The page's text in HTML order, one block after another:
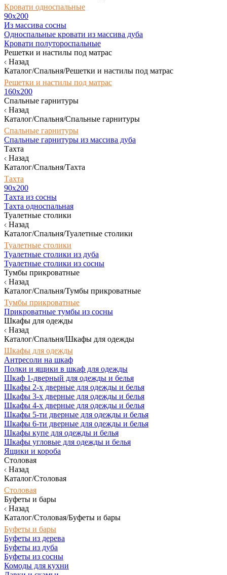
Кровати односпальные
90х200
Из массива сосны
Односпальные кровати из массива дуба
Кровати полутороспальные
Решетки и настилы под матрас
Назад
Каталог/Спальня/Решетки и настилы под матрас
Решетки и настилы под матрас
160х200
Спальные гарнитуры
Назад
Каталог/Спальня/Спальные гарнитуры
Спальные гарнитуры
Спальные гарнитуры из массива дуба
Тахта
Назад
Каталог/Спальня/Тахта
Тахта
90х200
Тахта из сосны
Тахта односпальная
Туалетные столики
Назад
Каталог/Спальня/Туалетные столики
Туалетные столики
Туалетные столики из дуба
Туалетные столики из сосны
Тумбы прикроватные
Назад
Каталог/Спальня/Тумбы прикроватные
Тумбы прикроватные
Прикроватные тумбы из сосны
Шкафы для одежды
Назад
Каталог/Спальня/Шкафы для одежды
Шкафы для одежды
Антресоли на шкаф
Полки и ящики в шкаф для одежды
Шкаф 1-дверный для одежды и белья
Шкафы 2-х дверные для одежды и белья
Шкафы 3-х дверные для одежды и белья
Шкафы 4-х дверные для одежды и белья
Шкафы 5-ти дверные для одежды и белья
Шкафы 6-ти дверные для одежды и белья
Шкафы купе для одежды и белья
Шкафы угловые для одежды и белья
Ящики и короба
Столовая
Назад
Каталог/Столовая
Столовая
Буфеты и бары
Назад
Каталог/Столовая/Буфеты и бары
Буфеты и бары
Буфеты из дерева
Буфеты из дуба
Буфеты из сосны
Комоды для кухни